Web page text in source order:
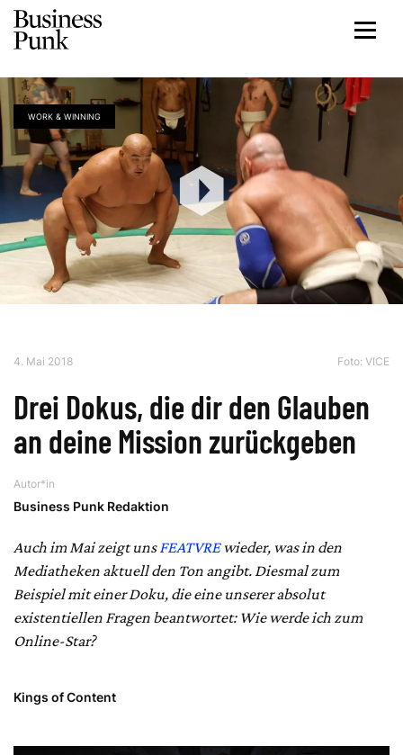
WORK & WINNING
4. Mai 2018 Foto: VICE
Drei Dokus, die dir den Glauben
an deine Mission zurückgeben
Autor*in
Business Punk Redaktion
Auch im Mai zeigt unsFEATVRE wieder, was in den
Mediatheken aktuell den Ton angibt. Diesmal zum
Beispiel mit einer Doku, die eine unserer absolut
existentiellen Fragen beantwortet: Wie werde ich zum
Online-Star?
Kings of Content